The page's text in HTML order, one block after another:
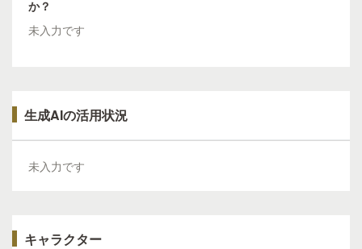
か？
未入力です
生成AIの活用状況
未入力です
キャラクター